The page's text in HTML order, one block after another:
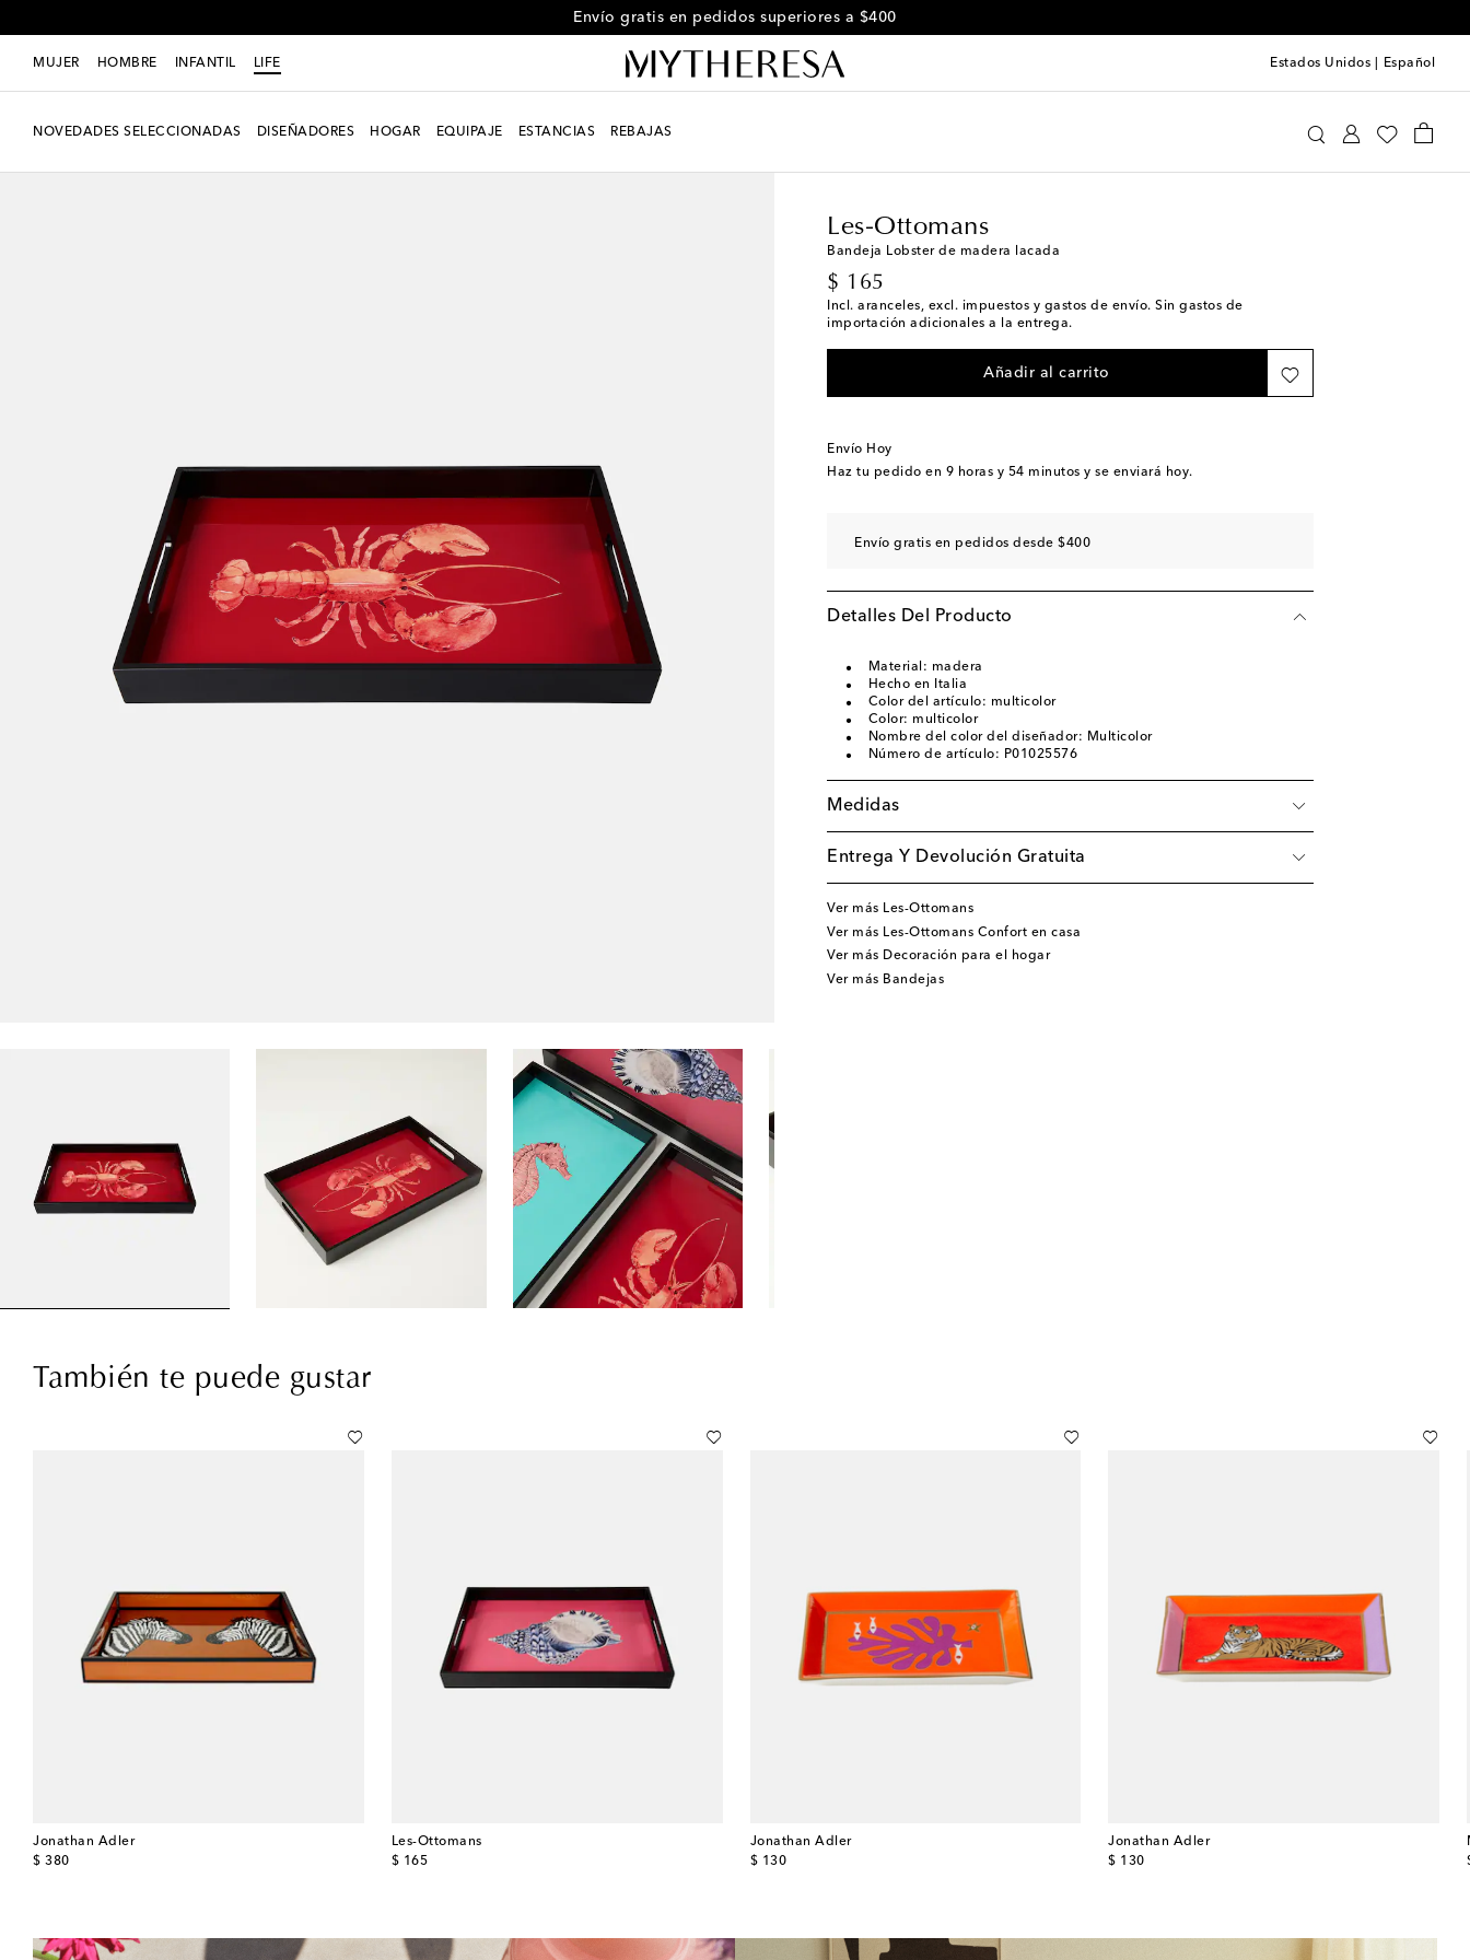
Envío gratis en pedidos superiores a $400
MUJER HOMBRE INFANTIL LIFE Estados Unidos Español
NOVEDADES SELECCIONADAS DISEÑADORES HOGAR EQUIPAJE ESTANCIAS REBAJAS
Les-Ottomans
Bandeja Lobster de madera lacada
$ 165
original price
Incl. aranceles, excl. impuestos y gastos de envío. Sin gastos de
importación adicionales a la entrega.
Añadir al carrito
Envío Hoy
Haz tu pedido en 9 horas y 54 minutos y se enviará hoy.
Envío gratis en pedidos desde $400
Detalles Del Producto
Material: madera
Hecho en Italia
Color del artículo: multicolor
Color: multicolor
Nombre del color del diseñador: Multicolor
Número de artículo: P01025576
Medidas
Entrega Y Devolución Gratuita
Ver más Les-Ottomans
Ver más Les-Ottomans Confort en casa
Ver más Decoración para el hogar
Ver más Bandejas
También te puede gustar
Jonathan Adler
$ 380
original price
Les-Ottomans
$ 165
original price
Jonathan Adler
$ 130
original price
Jonathan Adler
$ 130
original price